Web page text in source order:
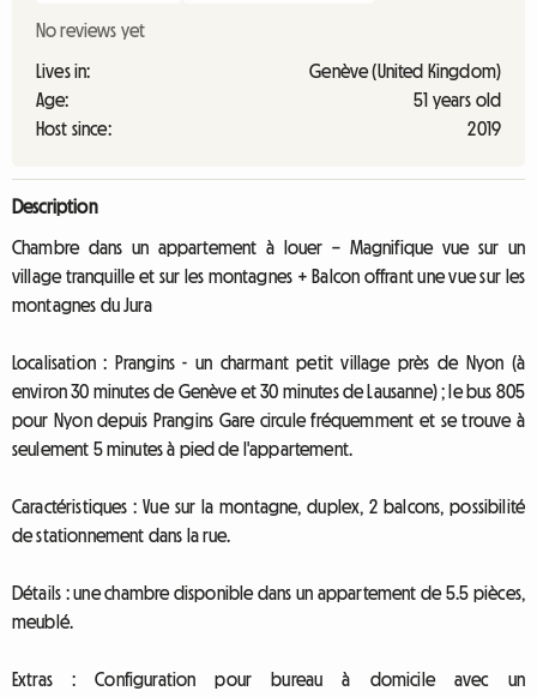
No reviews yet
Lives in:
Genève (United Kingdom)
Age:
51 years old
Host since:
2019
Description
Chambre dans un appartement à louer – Magnifique vue sur un
village tranquille et sur les montagnes + Balcon offrant une vue sur les
montagnes du Jura
Localisation : Prangins - un charmant petit village près de Nyon (à
environ 30 minutes de Genève et 30 minutes de Lausanne) ; le bus 805
pour Nyon depuis Prangins Gare circule fréquemment et se trouve à
seulement 5 minutes à pied de l'appartement.
Caractéristiques : Vue sur la montagne, duplex, 2 balcons, possibilité
de stationnement dans la rue.
Détails : une chambre disponible dans un appartement de 5.5 pièces,
meublé.
Extras : Configuration pour bureau à domicile avec un